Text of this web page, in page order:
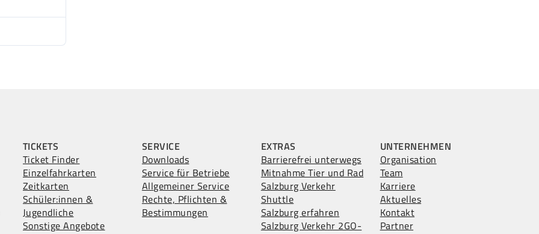
TICKETS
Ticket Finder
Einzelfahrkarten
Zeitkarten
Schüler:innen &
Jugendliche
Sonstige Angebote
SERVICE
Downloads
Service für Betriebe
Allgemeiner Service
Rechte, Pflichten &
Bestimmungen
EXTRAS
Barrierefrei unterwegs
Mitnahme Tier und Rad
Salzburg Verkehr
Shuttle
Salzburg erfahren
Salzburg Verkehr 2GO-
UNTERNEHMEN
Organisation
Team
Karriere
Aktuelles
Kontakt
Partner